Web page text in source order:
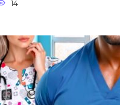
14